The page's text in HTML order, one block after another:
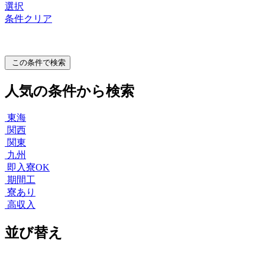
選択
条件クリア
この条件で検索
人気の条件から検索
東海
関西
関東
九州
即入寮OK
期間工
寮あり
高収入
並び替え